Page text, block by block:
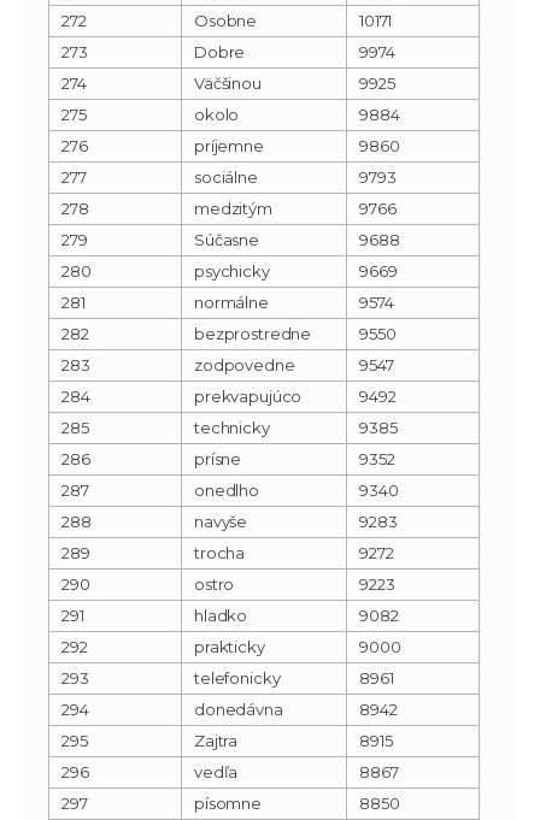
272
Osobne
10171
273
Dobre
9974
274
Väčšinou
9925
275
okolo
9884
276
príjemne
9860
277
sociálne
9793
278
medzitým
9766
279
Súčasne
9688
280
psychicky
9669
281
normálne
9574
282
bezprostredne
9550
283
zodpovedne
9547
284
prekvapujúco
9492
285
technicky
9385
286
prísne
9352
287
onedlho
9340
288
navyše
9283
289
trocha
9272
290
ostro
9223
291
hladko
9082
292
prakticky
9000
293
telefonicky
8961
294
donedávna
8942
295
Zajtra
8915
296
vedľa
8867
297
písomne 8850